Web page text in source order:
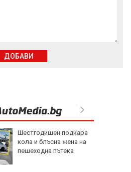
Шестгодишен подкара
кола и блъсна жена на
пешеходна пътека
ДОБАВИ